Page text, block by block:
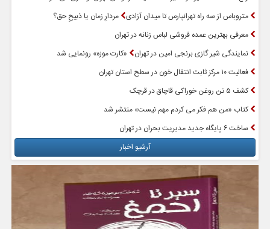
متروباس از سه راه تهرانپارس تا میدان آزادی مردارِ زمان یا ذبیحِ حق؟
معرفی بهترین عمده فروشی لباس زنانه در تهران
نمایندگی شیر گازی برنجی امین در تهران
«کارت موزه» رونمایی شد
فعالیت ۱۰ مرکز ثابت انتقال خون در سطح استان تهران
کشف ۵ تن روغن خوراکی قاچاق در قرچک
کتاب «من هم فکر می کردم مهم نیست» منتشر شد
ساخت ۶ پایگاه جدید مدیریت بحران در تهران
آرشیو اخبار